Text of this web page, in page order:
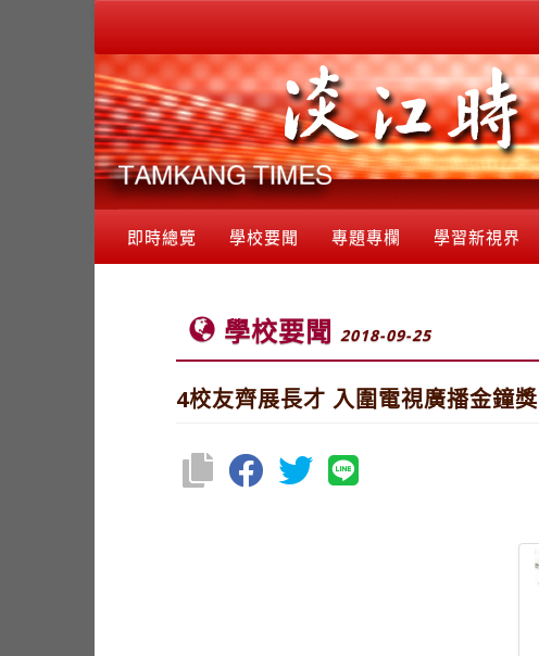
即時總覽 學校要聞 專題專欄 學習新視界
學校要聞 2018-09-25
4校友齊展長才 入圍電視廣播金鐘獎